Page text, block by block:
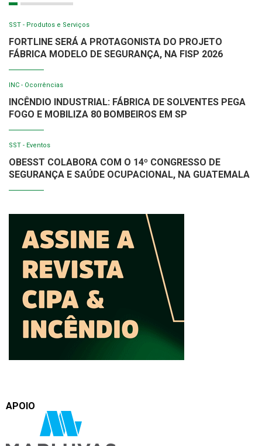
SST - Produtos e Serviços
FORTLINE SERÁ A PROTAGONISTA DO PROJETO
FÁBRICA MODELO DE SEGURANÇA, NA FISP 2026
INC - Ocorrências
INCÊNDIO INDUSTRIAL: FÁBRICA DE SOLVENTES PEGA
FOGO E MOBILIZA 80 BOMBEIROS EM SP
SST - Eventos
OBESST COLABORA COM O 14º CONGRESSO DE
SEGURANÇA E SAÚDE OCUPACIONAL, NA GUATEMALA
APOIO